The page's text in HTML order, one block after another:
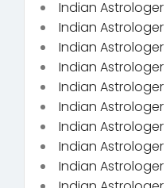
Indian Astrologer
Indian
Indian
Indian Astrologer
Indian
Indian Astrologer
Indian Astrologer
Indian Astrologer
Indian